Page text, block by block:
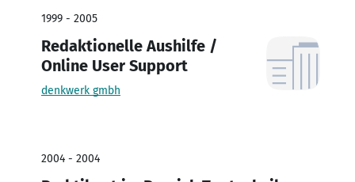
1999 - 2005
Redaktionelle Aushilfe /
Online User Support
denkwerk gmbh
2004 - 2004